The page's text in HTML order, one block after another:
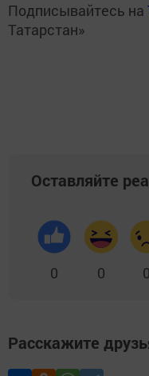
Подписывайтесь на
Татарстан»
Оставляйте
0 0 0
Расскажите